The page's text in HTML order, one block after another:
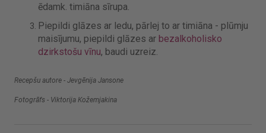
ēdamk. timiāna sīrupa.
Piepildi glāzes ar ledu, pārlej to ar timiāna - plūmju
maisījumu, piepildi glāzes ar bezalkoholisko
dzirkstošu vīnu, baudi uzreiz.
Recepšu autore - Jevgēnija Jansone
Fotogrāfs - Viktorija Kožemjakina